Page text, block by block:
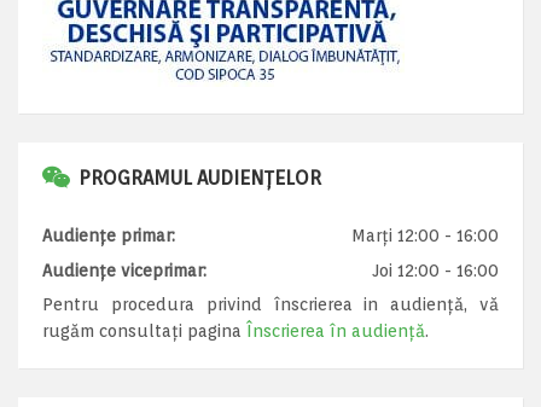
PROGRAMUL AUDIENȚELOR
Audiențe primar:
Marți 12:00 - 16:00
Audiențe viceprimar:
Joi 12:00 - 16:00
Pentru procedura privind înscrierea in audiență, vă
rugăm consultați pagina Înscrierea în audiență.